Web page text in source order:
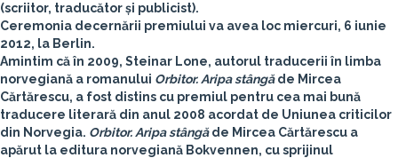
(scriitor, traducător și publicist).
Ceremonia decernării premiului va avea loc miercuri, 6 iunie
2012, la Berlin.
Amintim că în 2009, Steinar Lone, autorul traducerii în limba
norvegiană a romanului Orbitor. Aripa stângăde Mircea
Cărtărescu, a fost distins cu premiul pentru cea mai bună
traducere literară din anul 2008 acordat de Uniunea criticilor
din Norvegia. Orbitor. Aripa stângăde Mircea Cărtărescu a
apărut la editura norvegiană Bokvennen, cu sprijinul